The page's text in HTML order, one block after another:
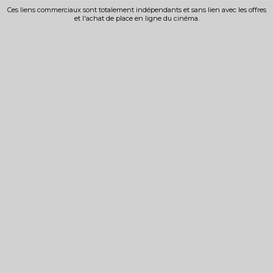
Ces liens commerciaux sont totalement indépendants et sans lien avec les offres
et l'achat de place en ligne du cinéma.